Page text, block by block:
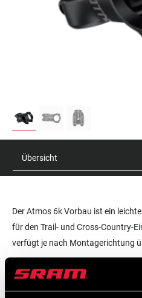
Übersicht
Der Atmos 6k Vorbau ist ein
für den Trail- und Cross-Country-
verfügt je nach Montagerichtung
6°. Der Atmos 6k ist in sechs
Schrauben sind mit einem T25-
können so schnell und einfach
MODELL ID